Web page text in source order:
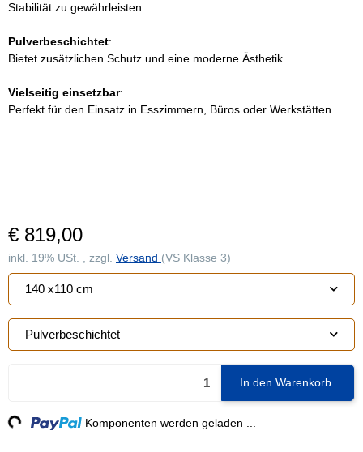
Stabilität zu gewährleisten.
Pulverbeschichtet:
Bietet zusätzlichen Schutz und eine moderne Ästhetik.
Vielseitig einsetzbar:
Perfekt für den Einsatz in Esszimmern, Büros oder Werkstätten.
€ 819,00
inkl. 19% USt. , zzgl. Versand (VS Klasse 3)
140 x110 cm
Pulverbeschichtet
In den Warenkorb
Komponenten werden geladen ...